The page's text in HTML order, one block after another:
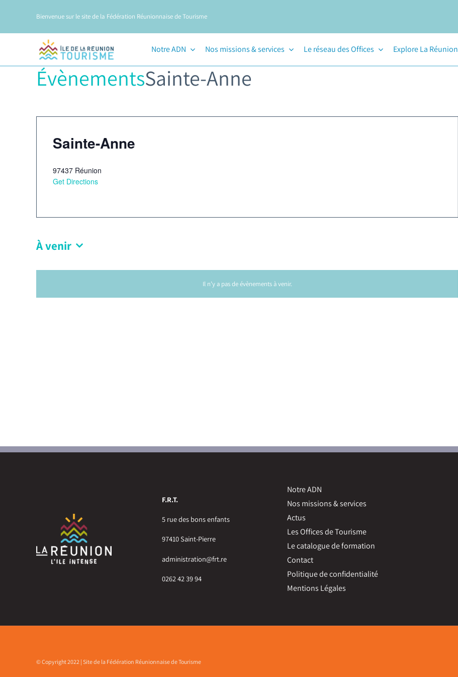
contenu
Bienvenue sur le site de la Fédération Réunionnaise de Tourisme
Notre ADN Nos missions & services Le réseau des Offices Explore La Réunion
Il n’y a pas de évènements à venir.
ÉvènementsSainte-Anne
Sainte-Anne
97437 Réunion
Get Directions
À venir
F.R.T.
5 rue des bons enfants
97410 Saint-Pierre
administration@frt.re
0262 42 39 94
Notre ADN
Nos missions & services
Actus
Les Offices de Tourisme
Le catalogue de formation
Contact
Politique de confidentialité
Mentions Légales
© Copyright 2022 | Site de la Fédération Réunionnaise de Tourisme